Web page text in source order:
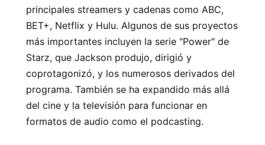
principales streamers y cadenas como ABC,
BET+, Netflix y Hulu. Algunos de sus proyectos
más importantes incluyen la serie "Power" de
Starz, que Jackson produjo, dirigió y
coprotagonizó, y los numerosos derivados del
programa. También se ha expandido más allá
del cine y la televisión para funcionar en
formatos de audio como el podcasting.